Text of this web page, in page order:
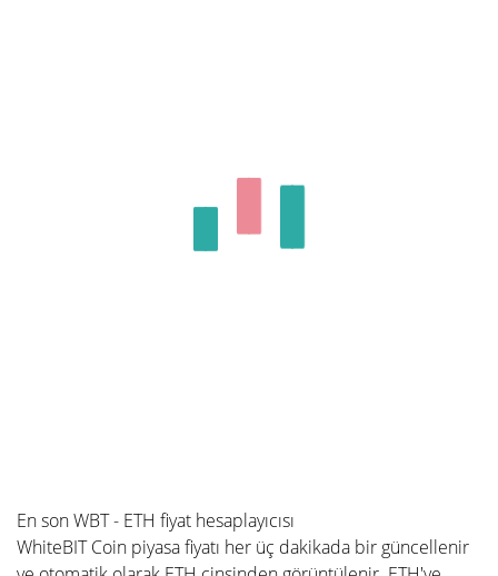
En son WBT - ETH fiyat hesaplayıcısı
WhiteBIT Coin piyasa fiyatı her üç dakikada bir güncellenir